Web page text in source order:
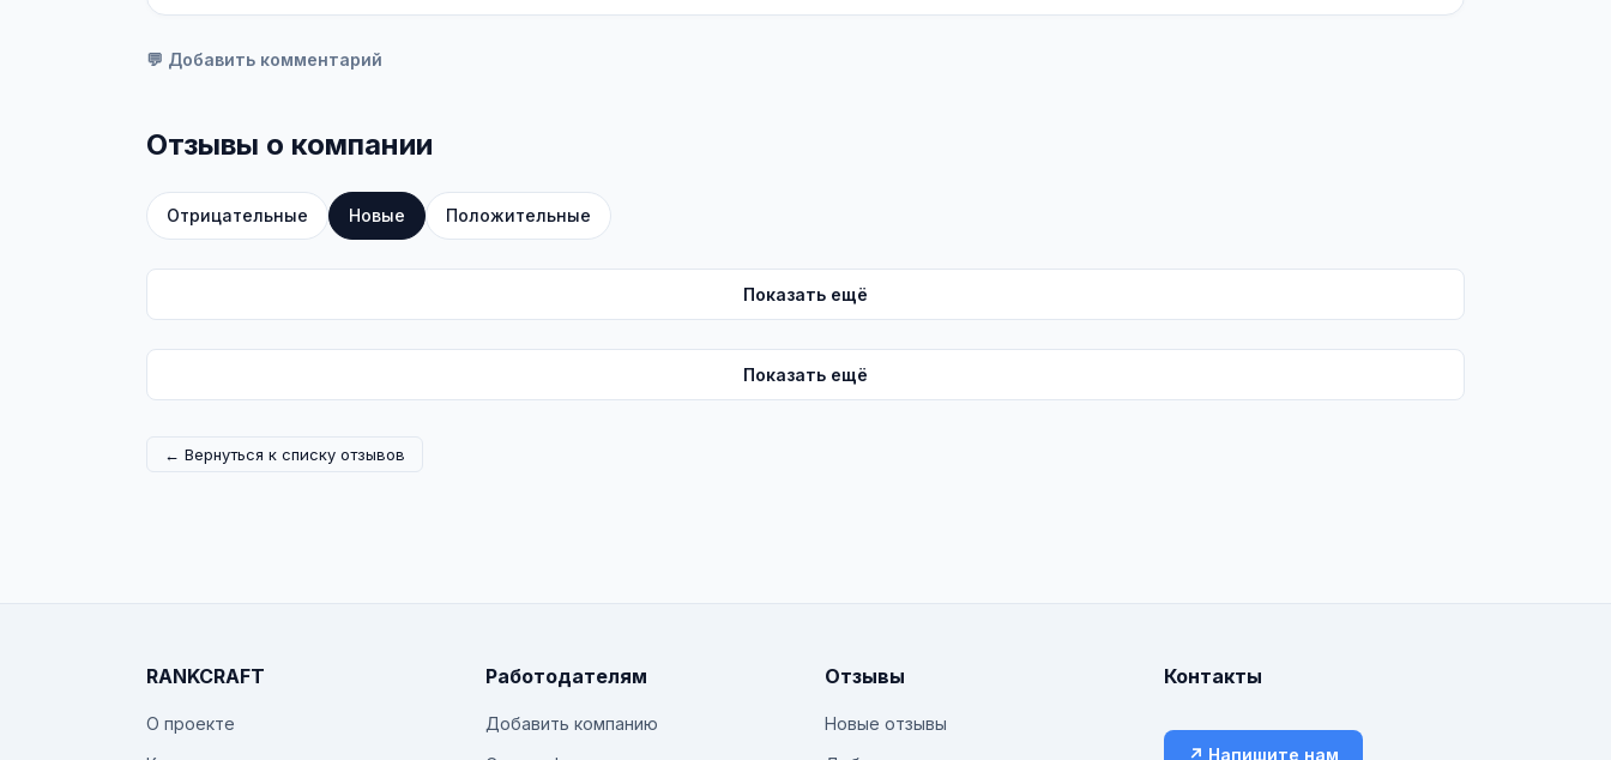
💬 Добавить комментарий
Отзывы о компании
Отрицательные Новые Положительные
Показать ещё
Показать ещё
← Вернуться к списку отзывов
RANKCRAFT
О проекте
Работодателям
Добавить компанию
Отзывы
Новые отзывы
Контакты
↗ Напишите нам